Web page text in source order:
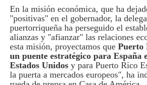
En la misión económica, que ha
"positivas" en el gobernador, la
puertorriqueña ha perseguido el
alianzas y "afianzar" las relaciones
esta misión, proyectamos que Puerto
un puente estratégico para España
Estados Unidos y para Puerto Rico
la puerta a mercados europeos", ha